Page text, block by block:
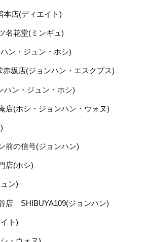
本店(ディエイト)
名花堂(ミンギュ)
ン・ジュン・ホシ)
赤坂店(ジョンハン・エスクプス)
ハン・ジュン・ホシ)
店(ホシ・ジョンハン・ウォヌ)
前の信号(ジョンハン)
店(ホシ)
ン)
店 SHIBUYA109(ジョンハン)
ト)